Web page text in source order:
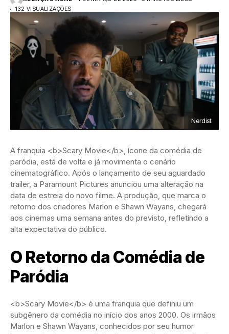
132 VISUALIZAÇÕES
Nerdist
A franquia <b>Scary Movie</b>, ícone da comédia de
paródia, está de volta e já movimenta o cenário
cinematográfico. Após o lançamento de seu aguardado
trailer, a Paramount Pictures anunciou uma alteração na
data de estreia do novo filme. A produção, que marca o
retorno dos criadores Marlon e Shawn Wayans, chegará
aos cinemas uma semana antes do previsto, refletindo a
alta expectativa do público.
O Retorno da Comédia de
Paródia
<b>Scary Movie</b> é uma franquia que definiu um
subgênero da comédia no início dos anos 2000. Os irmãos
Marlon e Shawn Wayans, conhecidos por seu humor